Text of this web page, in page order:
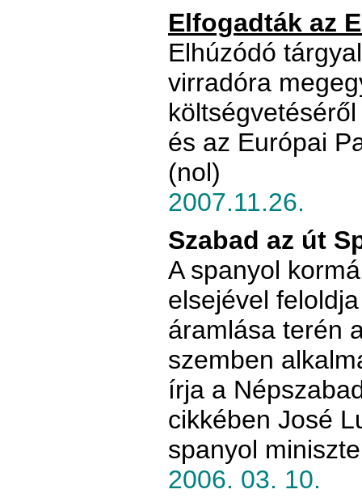
Elfogadták az
Elhúzódó
virradóra
és az Európai
(nol)
2007.11.26.
Szabad az út
A spanyol
elsejével
áramlása terén
szemben
írja a
cikkében José
spanyol
2006. 03. 10.